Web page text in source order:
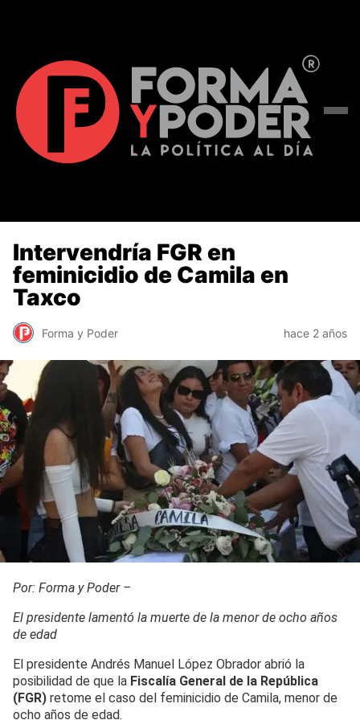
Intervendría FGR en
feminicidio de Camila en
Taxco
Forma y Poder hace 2 años
Por: Forma y Poder –
El presidente lamentó la muerte de la menor de ocho años
de edad
El presidente Andrés Manuel López Obrador abrió la
posibilidad de que la Fiscalía General de la República
(FGR) retome el caso del feminicidio de Camila, menor de
ocho años de edad.